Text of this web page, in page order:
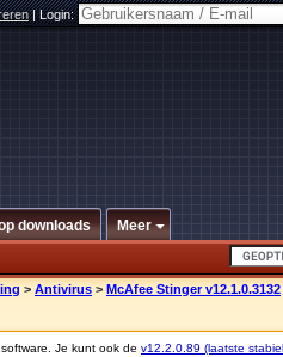
|Login:
downloads Meer
> Antivirus > McAfee Stinger v12.1.0.3132
Je kunt ook de v12.2.0.89 (laatste